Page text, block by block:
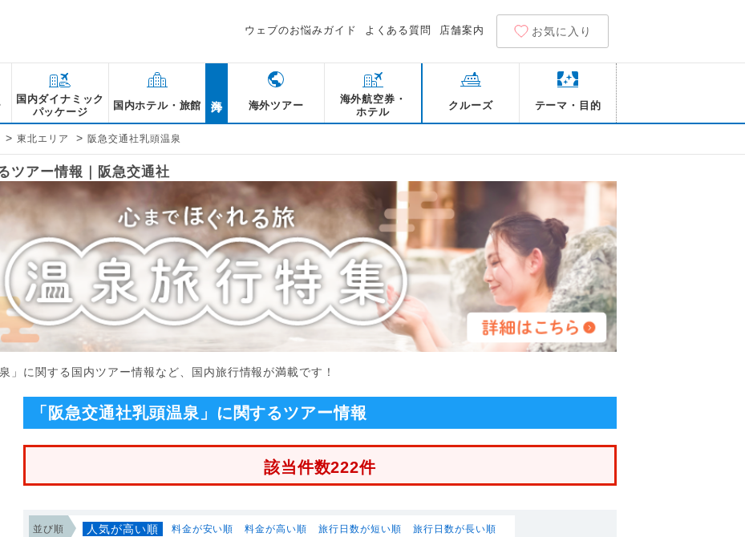
ウェブのお悩みガイド よくある質問 店舗案内 お気に入り
国内ダイナミック
パッケージ
国内ホテル・旅館 海外ツアー
海外航空券・
ホテル
クルーズ テーマ・目的
> 東北エリア > 阪急交通社乳頭温泉
ツアー情報｜阪急交通社
」に関する国内ツアー情報など、国内旅行情報が満載です！
「阪急交通社乳頭温泉」に関するツアー情報
該当件数222件
並び順 人気が高い順 料金が安い順 料金が高い順 旅行日数が短い順 旅行日数が長い順